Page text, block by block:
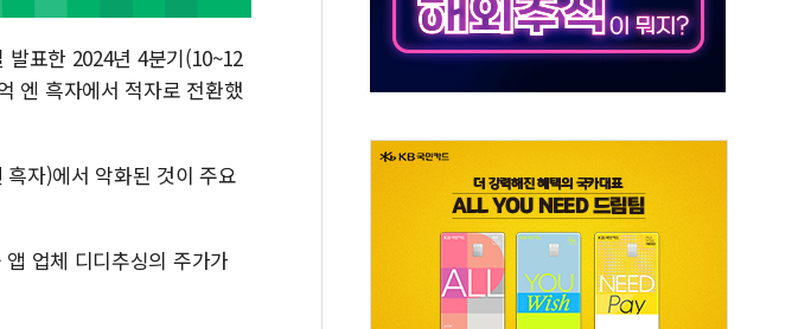
윤준병·이해민 의원, '정부 특사'로 콜롬비아 대통령 취임식 참석
'호우·산사태 주의보' 울진 시간당 30mm 강한 비...호우 피해 없어
표한 2024년 4분기(10~12
엔 흑자에서 적자로 전환했
자)에서 악화된 것이 주요
업체 디디추싱의 주가가